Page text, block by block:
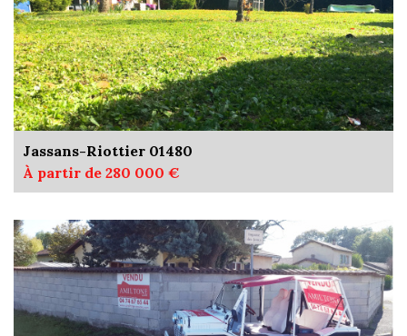
Jassans-Riottier 01480
À partir de 280 000 €